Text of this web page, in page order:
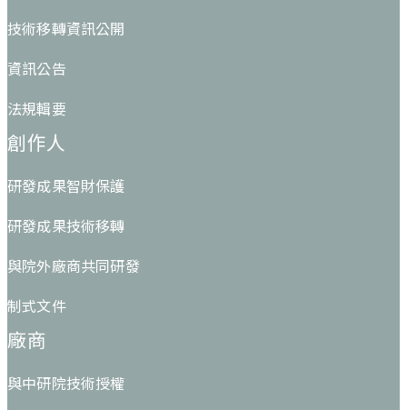
技術移轉資訊公開
資訊公告
法規輯要
創作人
研發成果智財保護
研發成果技術移轉
與院外廠商共同研發
制式文件
廠商
與中研院技術授權